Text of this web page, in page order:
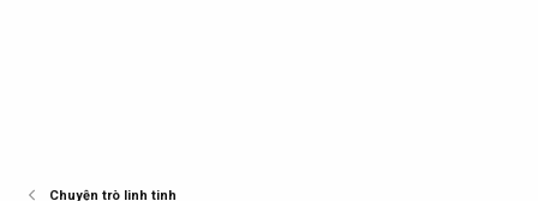
Chuyện trò linh tinh